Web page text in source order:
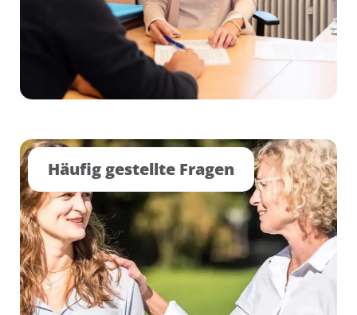
Häufig gestellte Fragen